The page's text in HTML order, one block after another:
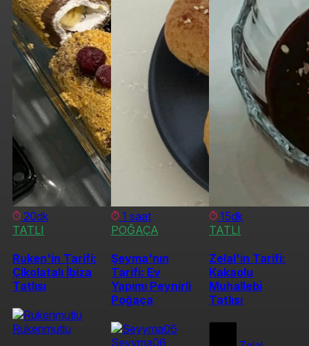
20dk
TATLI
Ruken'in Tarifi:
Çikolatalı İbiza
Tatlısı
Rukenmutlu
1 saat
POĞAÇA
Şeyma'nın
Tarifi: Ev
Yapımı Peynirli
Poğaça
Seyyma06
15dk
TATLI
Zelal'in Tarifi:
Kakaolu
Muhallebi
Tatlısı